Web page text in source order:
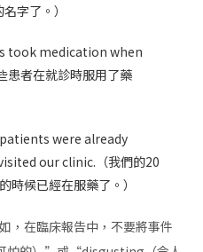
字了。）
took medication when
者在就診時服用了藥
were already
our clinic.（我們的20
時候已經在服藥了。）
，在臨床報告中，不要將事件